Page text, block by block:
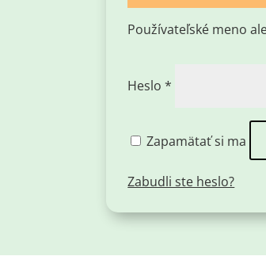
Používateľské meno
Heslo*
Zapamätať si ma
Zabudli ste heslo?